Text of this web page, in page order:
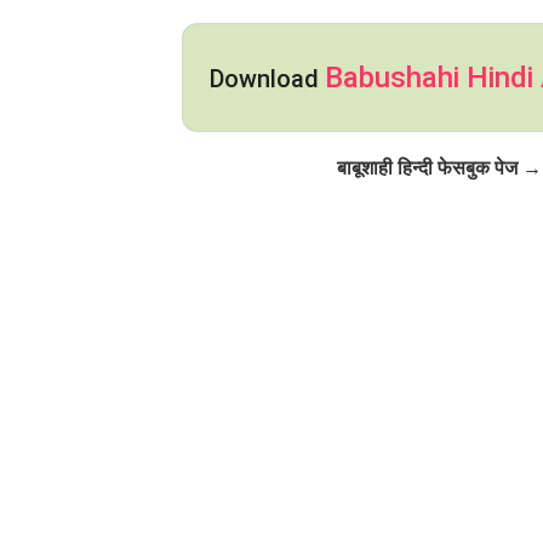
Download Babushahi Hindi
बाबूशाही हिन्दी फेसबुक पेज →